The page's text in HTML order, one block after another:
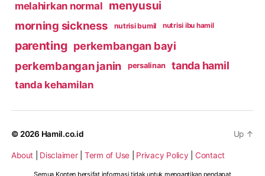
melahirkan normal menyusui
morning sickness nutrisi bumil nutrisi ibu hamil
parenting perkembangan bayi
perkembangan janin
persalinan tanda hamil
tanda kehamilan
© 2026 Hamil.co.id
About Disclaimer| Term of Use Privacy Policy Contact
Up ↑
Semua Konten bersifat informasi tidak untuk mengantikan pendapat